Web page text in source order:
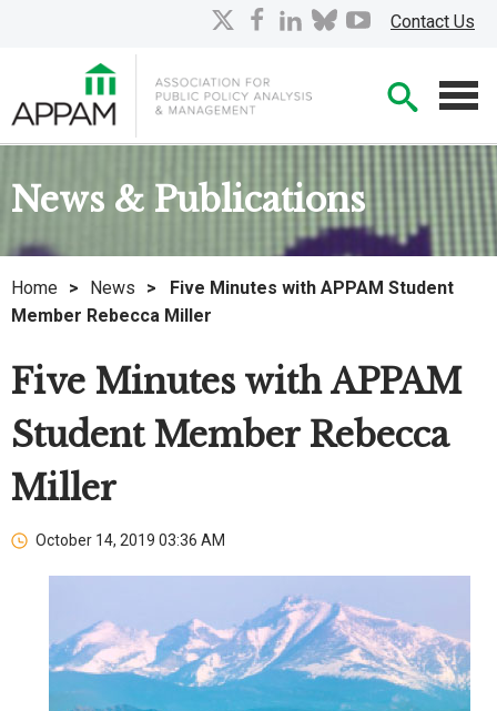
Contact Us
facebook
linkedin
bluesky
youtube
News & Publications
Home > News >
Five Minutes with APPAM Student
Member Rebecca Miller
Five Minutes with APPAM
Student Member Rebecca
Miller
October 14, 2019 03:36 AM